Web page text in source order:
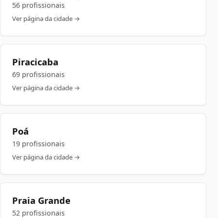
56 profissionais
Ver página da cidade →
Piracicaba
69 profissionais
Ver página da cidade →
Poá
19 profissionais
Ver página da cidade →
Praia Grande
52 profissionais